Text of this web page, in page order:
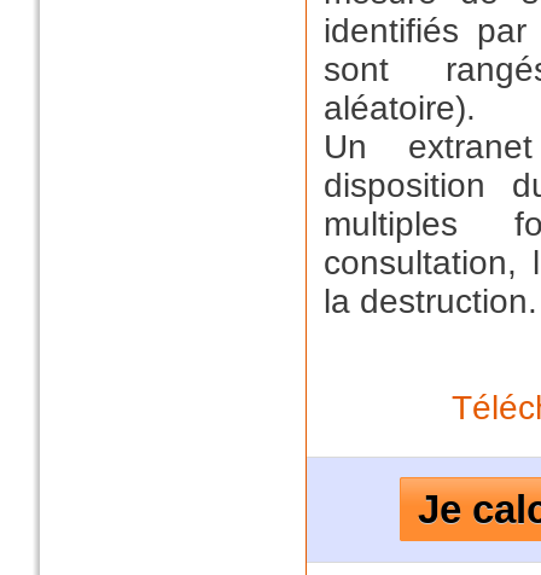
identifiés
sont
aléatoire).
Un
disposition
multiples
consultation,
la destruction.
Je